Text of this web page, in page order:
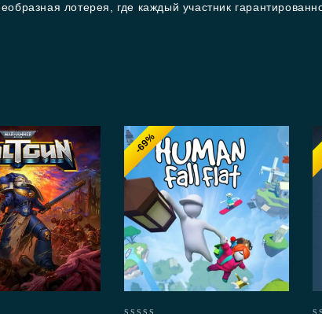
лотерея, где каждый участник
-69%